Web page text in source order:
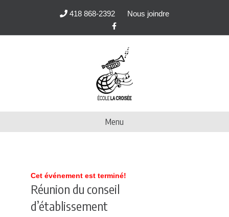
418 868-2392
Nous joindre
c
o
o
k
Menu
Cet événement est terminé!
Réunion du conseil
d’établissement